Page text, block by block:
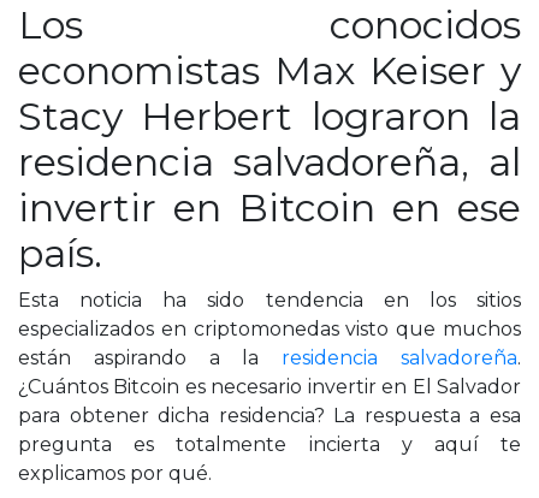
Los conocidos
economistas Max Keiser y
Stacy Herbert lograron la
residencia salvadoreña, al
invertir en Bitcoin en ese
país.
Esta noticia ha sido tendencia en los sitios
especializados en criptomonedas visto que muchos
están aspirando a la residencia salvadoreña.
¿Cuántos Bitcoin es necesario invertir en El Salvador
para obtener dicha residencia? La respuesta a esa
pregunta es totalmente incierta y aquí te
explicamos por qué.